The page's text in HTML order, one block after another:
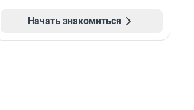
Начать знакомиться